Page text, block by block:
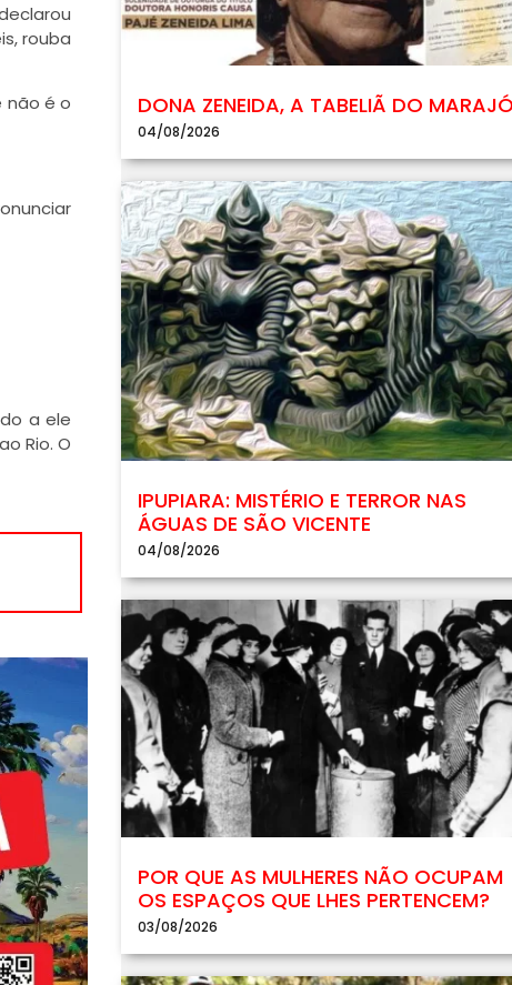
rouba
não é o
a ele
Rio. O
DONA ZENEIDA, A TABELIÃ DO
04/08/2026
IPUPIARA: MISTÉRIO E TERROR NAS
ÁGUAS DE SÃO VICENTE
04/08/2026
POR QUE AS MULHERES NÃO OCUPAM
OS ESPAÇOS QUE LHES PERTENCEM?
03/08/2026